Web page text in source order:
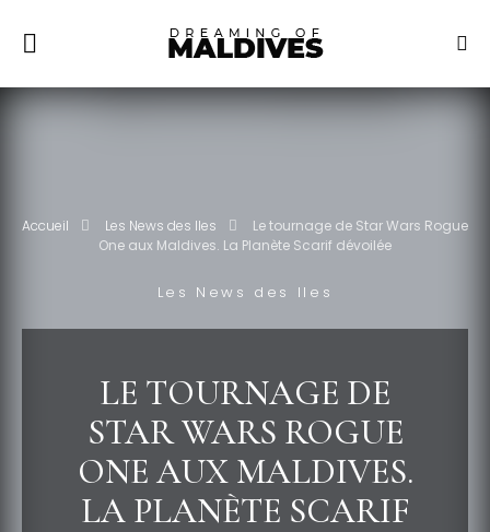
Accueil Les News des Iles
Le tournage de Star Wars Rogue
One aux Maldives. La Planète Scarif dévoilée
Les News des Iles
LE TOURNAGE DE
STAR WARS ROGUE
ONE AUX MALDIVES.
LA PLANÈTE SCARIF